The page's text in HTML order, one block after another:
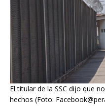
El titular de la SSC dijo que
hechos (Foto: